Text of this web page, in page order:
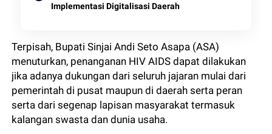
Implementasi Digitalisasi Daerah
Terpisah, Bupati Sinjai Andi Seto Asapa (ASA)
menuturkan, penanganan HIV AIDS dapat dilakukan
jika adanya dukungan dari seluruh jajaran mulai dari
pemerintah di pusat maupun di daerah serta peran
serta dari segenap lapisan masyarakat termasuk
kalangan swasta dan dunia usaha.